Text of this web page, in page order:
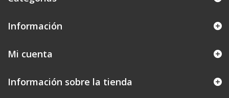
Información
Mi cuenta
Información sobre la tienda